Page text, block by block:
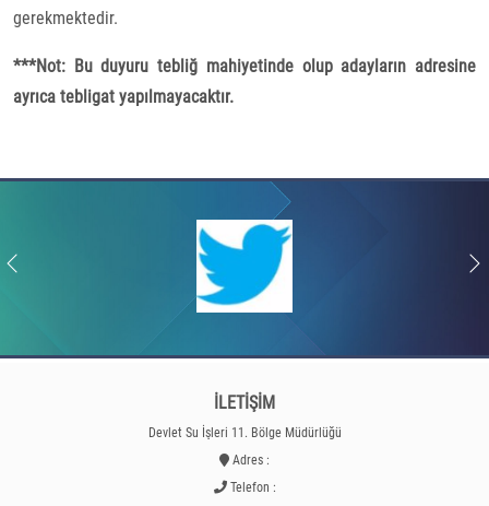
gerekmektedir.
***Not: Bu duyuru tebliğ mahiyetinde olup adayların adresine
ayrıca tebligat yapılmayacaktır.
İLETİŞİM
Devlet Su İşleri 11. Bölge Müdürlüğü
Adres :
Telefon :